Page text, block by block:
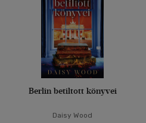
Berlin betiltott könyvei
Daisy Wood